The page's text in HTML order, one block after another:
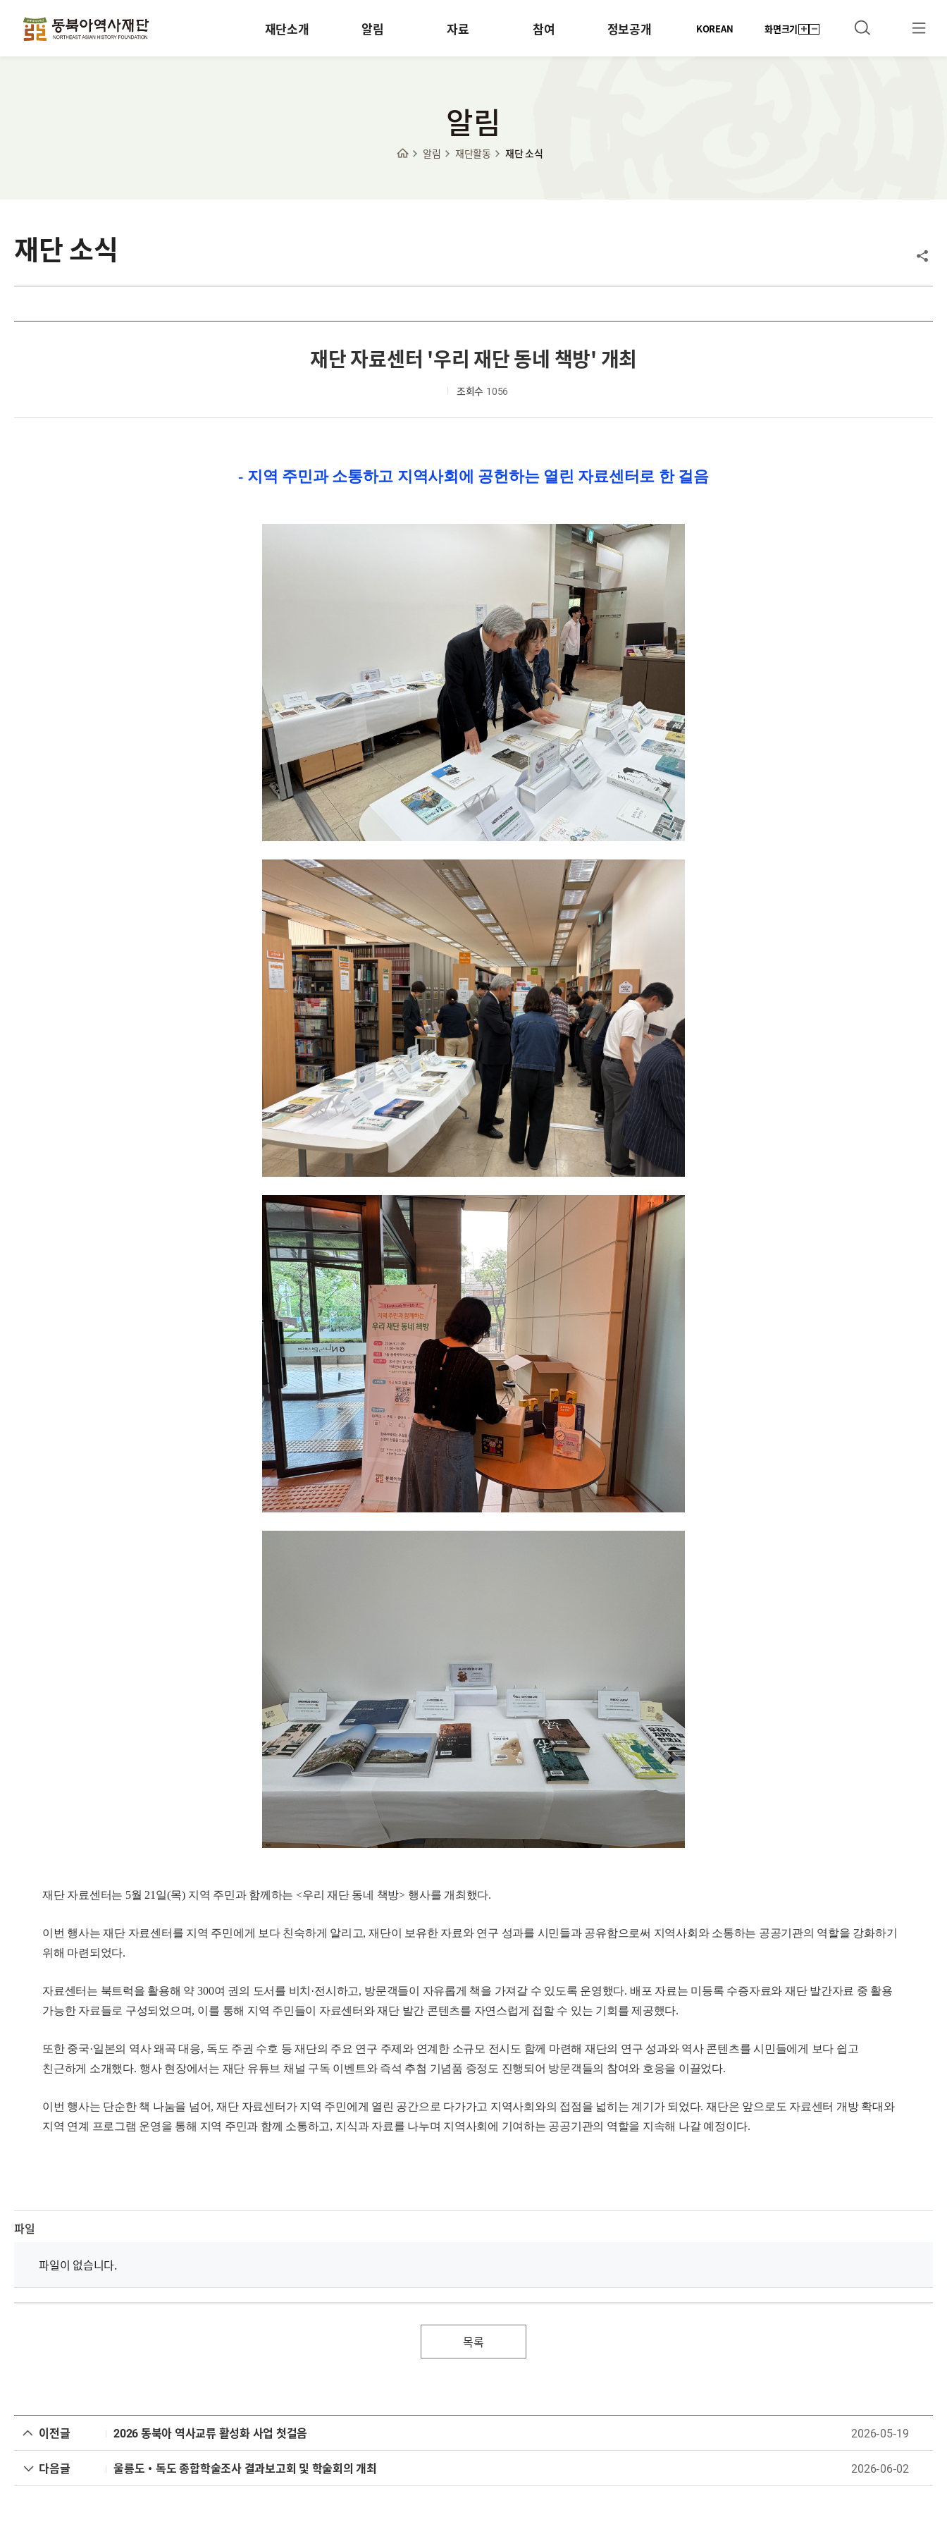
재단소개 알림 자료 참여 정보공개 KOREAN 화면크기
알림
알림 재단활동 재단 소식
재단 소식
재단 자료센터 '우리 재단 동네 책방' 개최
조회수 1056
- 지역 주민과 소통하고 지역사회에 공헌하는 열린 자료센터로 한 걸음
재단 자료센터는 5월 21 일(목) 지역 주민과 함께하는 <우리 재단 동네 책방> 행사를 개최했다.
이번 행사는 재단 자료센터를 지역 주민에게 보다 친숙하게 알리고,재단이 보유한 자료와 연구 성과를 시민들과 공유함으로써 지역사회와 소통하는 공공기관의 역할을 강화하기
위해 마련되었다.
자료센터는 북트럭을 활용해 약 300여 권의 도서를 비치 ·전시하고, 방문객들이 자유롭게 책을 가져갈 수 있도록 운영했다. 배포 자료는 미등록 수증자료와 재단 발간자료 중 활용
가능한 자료들로 구성되었으며, 이를 통해 지역 주민들이 자료센터와 재단 발간 콘텐츠를 자연스럽게 접할 수 있는 기회를 제공했다.
또한 중국·일본의 역사 왜곡 대응, 독도 주권 수호 등 재단의 주요 연구 주제와 연계한 소규모 전시도 함께 마련해 재단의 연구 성과와 역사 콘텐츠를 시민들에게 보다 쉽고
친근하게 소개했다. 행사 현장에서는 재단 유튜브 채널 구독 이벤트와 즉석 추첨 기념품 증정도 진행되어 방문객들의 참여와 호응을 이끌었다.
이번 행사는 단순한 책 나눔을 넘어,재단 자료센터가 지역 주민에게 열린 공간으로 다가가고 지역사회와의 접점을 넓히는 계기가 되었다.재단은 앞으로도 자료센터 개방 확대와
지역 연계 프로그램 운영을 통해 지역 주민과 함께 소통하고, 지식과 자료를 나누며 지역사회에 기여하는 공공기관의 역할을 지속해 나갈 예정이다.
파일
파일이 없습니다.
목록
이전글 2026 동북아 역사교류 활성화 사업 첫걸음 2026-05-19
다음글 울릉도·독도 종합학술조사 결과보고회 및 학술회의 개최 2026-06-02